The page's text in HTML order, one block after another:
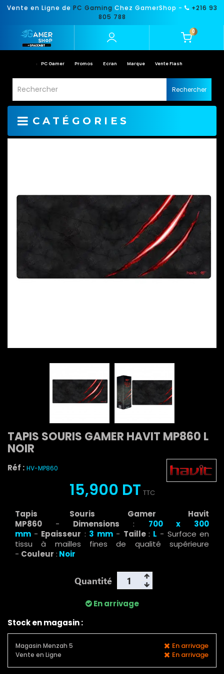
Vente en Ligne de PC Gaming Chez GamerShop -
+216 93
805 788
0
PC Gamer Promos Ecran Marque Vente Flash
Rechercher
CATÉGORIES
TAPIS SOURIS GAMER HAVIT MP860 L
NOIR
Réf : HV-MP860
15,900 DT TTC
Tapis Souris Gamer Havit
MP860 - Dimensions: 700 x 300
mm - Epaisseur : 3 mm - Taille : L - Surface en
tissu à mailles fines de qualité supérieure
- Couleur : Noir
Quantité
En arrivage
Stock en magasin :
Magasin Menzah 5 En arrivage
Vente en Ligne En arrivage